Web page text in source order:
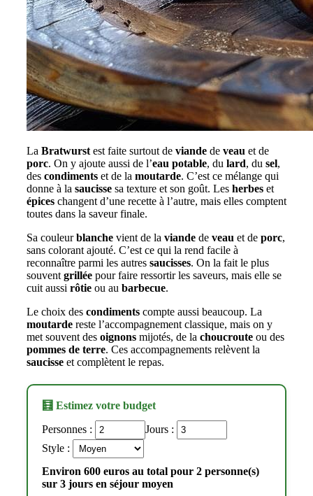
La Bratwurst est faite surtout de viande de veau et de
porc. On y ajoute aussi de l’eau potable, du lard, du sel,
des condiments et de la moutarde. C’est ce mélange qui
donne à la saucisse sa texture et son goût. Les herbes et
épices changent d’une recette à l’autre, mais elles comptent
toutes dans la saveur finale.
Sa couleurblanche vient de la viande de veau et de porc,
sans colorant ajouté. C’est ce qui la rend facile à
reconnaître parmi les autres saucisses. On la fait le plus
souvent grillée pour faire ressortir les saveurs, mais elle se
cuit aussi rôtie ou au barbecue.
Le choix des condiments compte aussi beaucoup. La
moutarde reste l’accompagnement classique, mais on y
met souvent des oignons mijotés, de la choucroute ou des
pommes de terre. Ces accompagnements relèvent la
saucisse et complètent le repas.
🧮 Estimez votre budget
Personnes :
Jours :
Style :
Environ 600 euros au total pour 2 personne(s)
sur 3 jours en séjour moyen